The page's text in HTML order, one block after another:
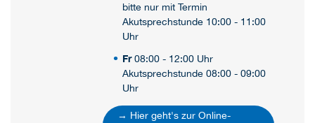
bitte nur mit Termin
Akutsprechstunde 10:00 - 11:00
Uhr
Fr08:00 - 12:00 Uhr
Akutsprechstunde 08:00 - 09:00
Uhr
→ Hier geht's zur Online-